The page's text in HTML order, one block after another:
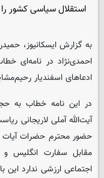
استقلال سیاسی کشور را
به گزارش ایسکانیوز،
احمدی‌نژاد در نامه‌ای
ادعاهای اسفندیار
در این نامه خطاب به
آیت‌الله آملی لاریجانی
حضور محترم حضرات
مقابل سفارت انگلیس
اجتماعی ارزشی ندارد این